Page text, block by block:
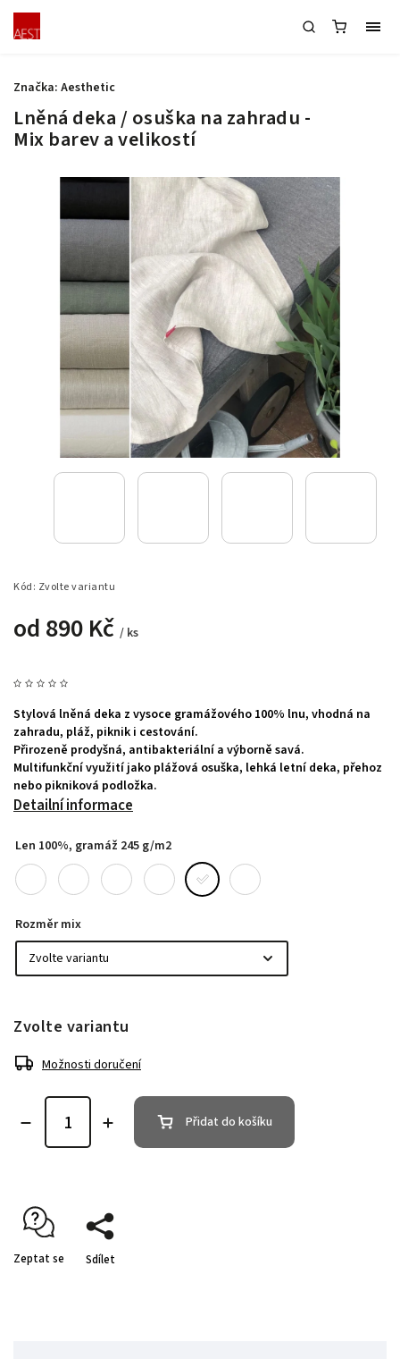
Lněná deka / osuška na zahradu -
Mix barev a velikostí
Kód: Zvolte variantu
od 890 Kč / ks
Stylová lněná deka z vysoce gramážového 100% lnu, vhodná na
zahradu, pláž, piknik i cestování.
Přirozeně prodyšná, antibakteriální a výborně savá.
Multifunkční využití jako plážová osuška, lehká letní deka, přehoz
nebo pikniková podložka.
Detailní informace
Značka: Aesthetic
Len 100%, gramáž 245 g/m2
Rozměr mix
Zvolte variantu
Možnosti doručení
Přidat do košíku
Zeptat se Sdílet